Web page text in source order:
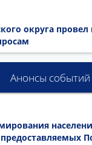
округа
Анонсы событий